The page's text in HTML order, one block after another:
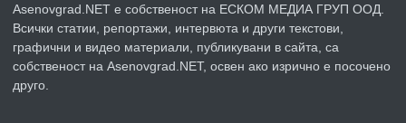
преди 2 години
ПРЕДЛАГА
Давам индивидуалани уроци по
Asenovgrad.NET е собственост на ЕСКОМ МЕДИА ГРУП ООД.
Всички статии, репортажи, интервюта и други текстови,
графични и видео материали, публикувани в сайта, са
собственост на Asenovgrad.NET, освен ако изрично е посочено
друго.